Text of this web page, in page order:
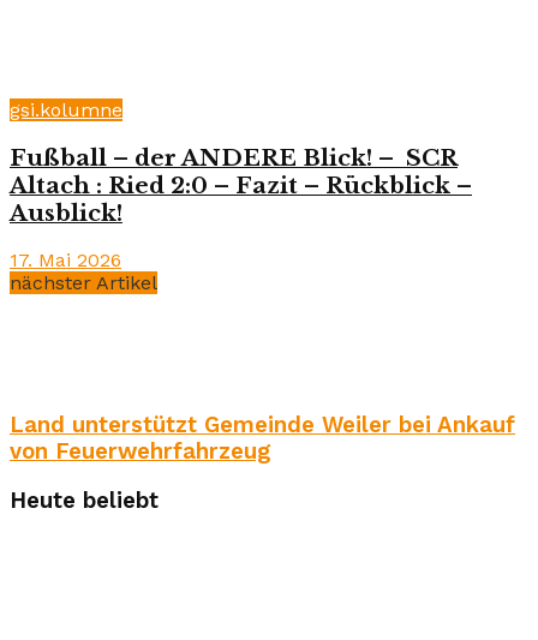
gsi.kolumne
Fußball – der ANDERE Blick! – SCR
Altach : Ried 2:0 – Fazit – Rückblick –
Ausblick!
17. Mai 2026
nächster Artikel
Land unterstützt Gemeinde Weiler bei Ankauf
von Feuerwehrfahrzeug
Heute beliebt